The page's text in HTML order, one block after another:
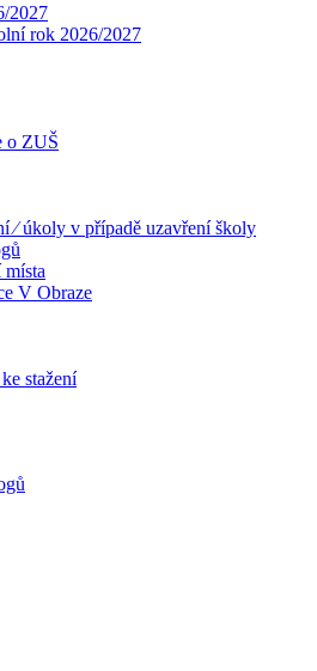
2027
rok 2026/2027
o ZUŠ
⁄ úkoly v případě uzavření školy
V Obraze
stažení